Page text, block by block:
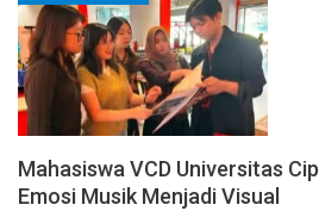
Mahasiswa VCD Universitas
Emosi Musik Menjadi Visual